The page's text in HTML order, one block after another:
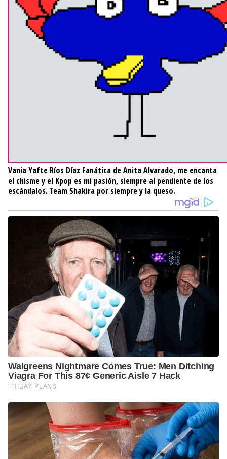
Vania Yafte Ríos Díaz Fanática de Anita Alvarado, me encanta
el chisme y el Kpop es mi pasión, siempre al pendiente de los
escándalos. Team Shakira por siempre y la queso.